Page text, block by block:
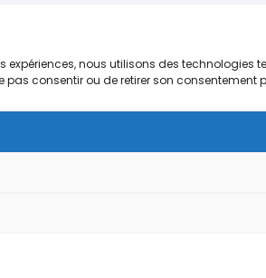
expériences, nous utilisons des
pas consentir ou de retirer son